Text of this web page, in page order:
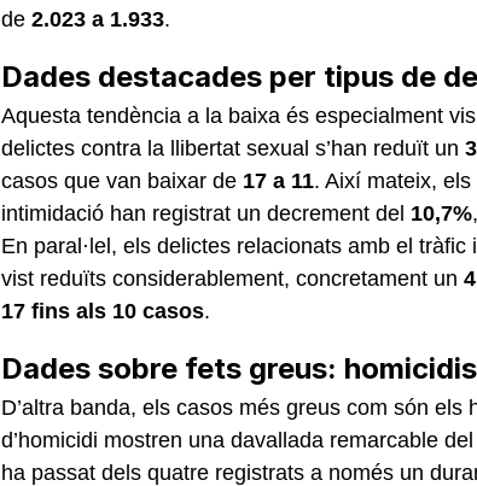
de 2.023 a 1.933.
Dades destacades per tipus de
Aquesta tendència a la baixa és especialment
delictes contra la llibertat sexual s’han reduït un
casos que van baixar de 17 a 11. Així mateix,
intimidació han registrat un decrement del 10,7%
En paral·lel, els delictes relacionats amb el tràfic
vist reduïts considerablement, concretament un
17 fins als 10 casos.
Dades sobre fets greus:
D’altra banda, els casos més greus com són els
d’homicidi mostren una davallada remarcable del
ha passat dels quatre registrats a només un